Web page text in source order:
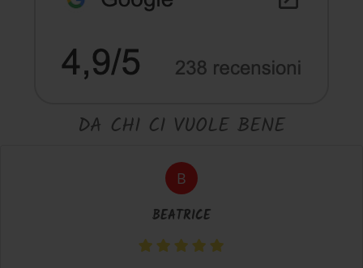
DA CHI CI VUOLE BENE
B
BEATRICE